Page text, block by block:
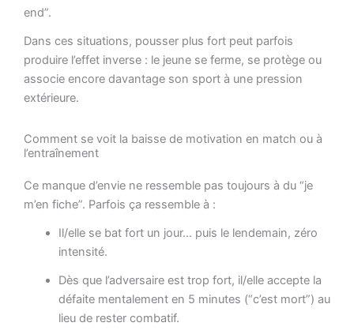
end”.
Dans ces situations, pousser plus fort peut parfois
produire l’effet inverse : le jeune se ferme, se protège ou
associe encore davantage son sport à une pression
extérieure.
Comment se voit la baisse de motivation en match ou à
l’entraînement
Ce manque d’envie ne ressemble pas toujours à du “je
m’en fiche”. Parfois ça ressemble à :
Il/elle se bat fort un jour… puis le lendemain, zéro
intensité.
Dès que l’adversaire est trop fort, il/elle accepte la
défaite mentalement en 5 minutes (“c’est mort”) au
lieu de rester combatif.